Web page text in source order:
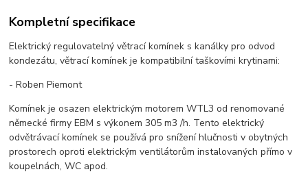
Kompletní specifikace
Elektrický regulovatelný větrací komínek s kanálky pro odvod
kondezátu, větrací komínek je kompatibilní taškovími krytinami:
- Roben Piemont
Komínek je osazen elektrickým motorem WTL3 od renomované
německé firmy EBM s výkonem 305 m3 /h. Tento elektrický
odvětrávací komínek se používá pro snížení hlučnosti v obytných
prostorech oproti elektrickým ventilátorům instalovaných přímo v
koupelnách, WC apod.